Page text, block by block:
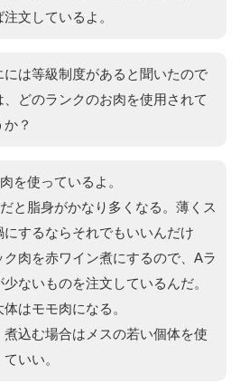
文しているよ。
は等級制度があると聞いたので
どのランクのお肉を使用されて
？
を使っているよ。
と脂身がかなり多くなる。薄くス
にするならそれでもいいんだけ
ク肉を赤ワイン煮にするので、Aラ
ないものを注文しているんだ。
はモモ肉になる。
煮込む場合はメスの若い個体を使
いい。